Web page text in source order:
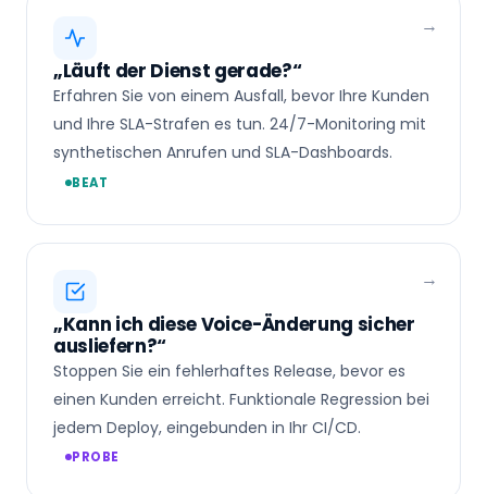
„Läuft der Dienst gerade?“
Erfahren Sie von einem Ausfall, bevor Ihre Kunden
und Ihre SLA-Strafen es tun. 24/7-Monitoring mit
synthetischen Anrufen und SLA-Dashboards.
BEAT
„Kann ich diese Voice-Änderung sicher
ausliefern?“
Stoppen Sie ein fehlerhaftes Release, bevor es
einen Kunden erreicht. Funktionale Regression bei
jedem Deploy, eingebunden in Ihr CI/CD.
PROBE